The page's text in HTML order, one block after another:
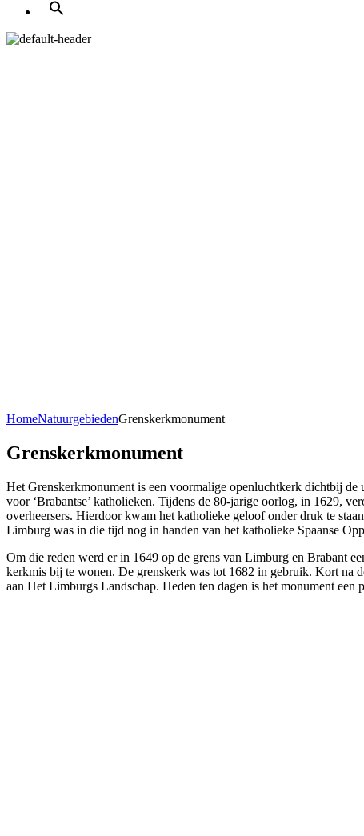
HomeNatuurgebiedenGrenskerkmonument
Grenskerkmonument
Het Grenskerkmonument is een voormalige openluchtkerk dichtbij de
voor ‘Brabantse’ katholieken. Tijdens de 80-jarige oorlog, in 1629,
overheersers. Hierdoor kwam het katholieke geloof onder druk te
Limburg was in die tijd nog in handen van het katholieke Spaanse
Om die reden werd er in 1649 op de grens van Limburg en Brabant
kerkmis bij te wonen. De grenskerk was tot 1682 in gebruik. Kort na
aan Het Limburgs Landschap. Heden ten dagen is het monument